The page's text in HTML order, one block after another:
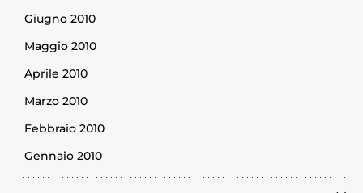
Giugno 2010
Maggio 2010
Aprile 2010
Marzo 2010
Febbraio 2010
Gennaio 2010